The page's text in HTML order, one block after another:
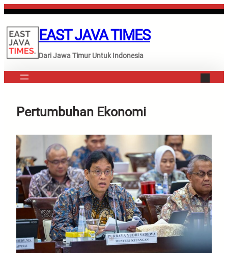
Lewati
konten
EAST JAVA TIMES
Dari Jawa Timur Untuk Indonesia
Pertumbuhan Ekonomi